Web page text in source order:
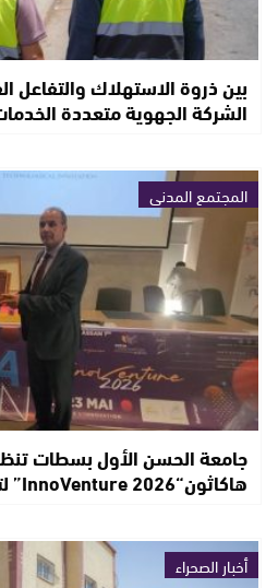
بين ذروة الاستهلاك
الشركة الجهوية متعددة
المجتمع المدني
جامعة الحسن الأول بسطات
هاكاثون“InnoVenture 2026” لتعزيز الابتكار…
أخبار الصحراء